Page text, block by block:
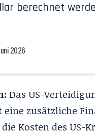
berechnet
2026
Das US-
eine zusätzliche
Kosten des US-